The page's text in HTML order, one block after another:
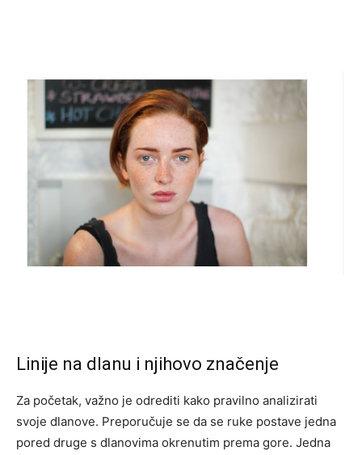
Linije na dlanu i njihovo značenje
Za početak, važno je odrediti kako pravilno analizirati
svoje dlanove. Preporučuje se da se ruke postave jedna
pored druge s dlanovima okrenutim prema gore. Jedna